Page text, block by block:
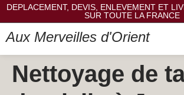
DEPLACEMENT, DEVIS, ENLEVEMENT ET
SUR TOUTE LA FRANCE
Aux Merveilles d'Orient
Nettoyage de